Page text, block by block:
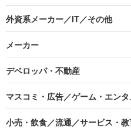
外資系メーカー／IT／その他
メーカー
デベロッパ・不動産
マスコミ・広告／ゲーム・エンタ
小売・飲食／流通／サービス・